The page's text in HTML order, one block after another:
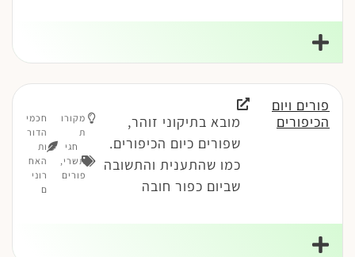
פורים ויום
הכיפורים
מובא בתיקוני זוהר,
שפורים כיום הכיפורים.
כמו שהתענית והתשובה
שביום כפור חובה
מקורו
ת
חגי
תשרי,
פורים
חכמי
הדור
ות
האח
רוני
ם